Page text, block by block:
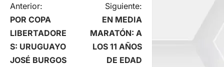
N
a
v
Anterior:
POR COPA
LIBERTADORE
S: URUGUAYO
JOSÉ BURGOS
Siguiente:
EN MEDIA
MARATÓN: A
LOS 11 AÑOS
DE EDAD